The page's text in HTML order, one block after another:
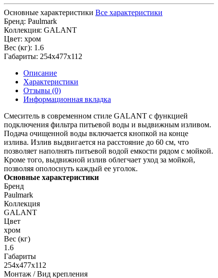
Основные характеристики Все характеристики
Бренд: Paulmark
Коллекция: GALANT
Цвет: хром
Вес (кг): 1.6
Габариты: 254х477х112
Описание
Характеристики
Отзывы (0)
Информационная вкладка
Смеситель в современном стиле GALANT с функцией
подключения фильтра питьевой воды и выдвижным изливом.
Подача очищенной воды включается кнопкой на конце
излива. Излив выдвигается на расстояние до 60 см, что
позволяет наполнять питьевой водой емкости рядом с мойкой.
Кроме того, выдвижной излив облегчает уход за мойкой,
позволяя ополоснуть каждый ее уголок.
Основные характеристики
Бренд
Paulmark
Коллекция
GALANT
Цвет
хром
Вес (кг)
1.6
Габариты
254х477х112
Монтаж / Вид крепления